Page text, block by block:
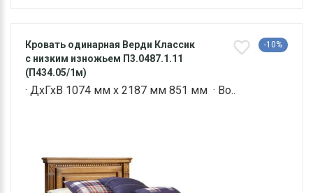
Кровать одинарная Верди Классик
с низким изножьем П3.0487.1.11
(П434.05/1м)
-10%
· ДхГхВ 1074 мм х 2187 мм 851 мм · Во..